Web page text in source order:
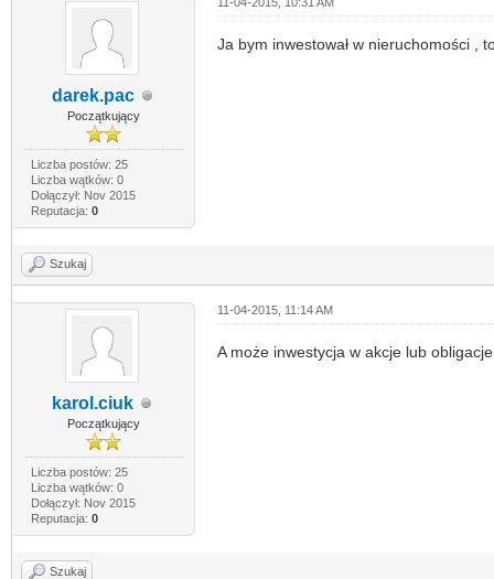
darek.pac
Początkujący
Liczba postów: 25
Liczba wątków: 0
Dołączył: Nov 2015
Reputacja: 0
Ja bym inwestował w nieruchomości ,
Szukaj
karol.ciuk
Początkujący
Liczba postów: 25
Liczba wątków: 0
Dołączył: Nov 2015
Reputacja: 0
11-04-2015, 11:14 AM
A może inwestycja w akcje lub
Szukaj